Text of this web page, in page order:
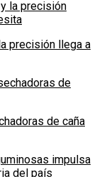
precisión llega a
de caña